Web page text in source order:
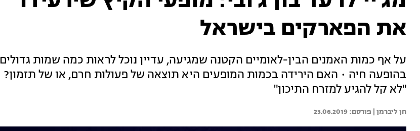
את הפארקים בישראל
על אף כמות האמנים הבין-לאומיים הקטנה שמגיעה, עדיין נוכל לראות כמה שמות גדולים
בהופעה חיה • האם הירידה בכמות המופעים היא תוצאה של פעולות חרם, או של תזמון?
"לא קל להגיע למזרח התיכון"
חן ליברמן | 23.06.2019